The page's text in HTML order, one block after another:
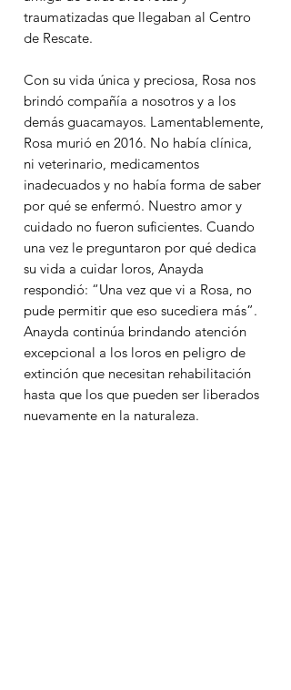
traumatizadas que llegaban al Centro
de Rescate.
Con su vida única y preciosa, Rosa nos
brindó compañía a nosotros y a los
demás guacamayos. Lamentablemente,
Rosa murió en 2016. No había clínica,
ni veterinario, medicamentos
inadecuados y no había forma de saber
por qué se enfermó. Nuestro amor y
cuidado no fueron suficientes. Cuando
una vez le preguntaron por qué dedica
su vida a cuidar loros, Anayda
respondió: “Una vez que vi a Rosa, no
pude permitir que eso sucediera más”.
Anayda continúa brindando atención
excepcional a los loros en peligro de
extinción que necesitan rehabilitación
hasta que los que pueden ser liberados
nuevamente en la naturaleza.